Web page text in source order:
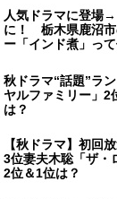
人気ドラマに登場
に！ 栃木県鹿沼市
ー「インド煮」っ
秋ドラマ“話題”ラ
ヤルファミリー」
は？
【秋ドラマ】初回
3位妻夫木聡「ザ
2位＆1位は？